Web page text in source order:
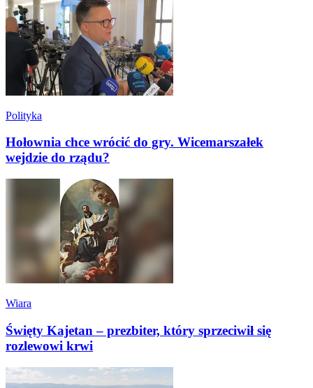
Polityka
Hołownia chce wrócić do gry. Wicemarszałek
wejdzie do rządu?
Wiara
Święty Kajetan – prezbiter, który sprzeciwił się
rozlewowi krwi